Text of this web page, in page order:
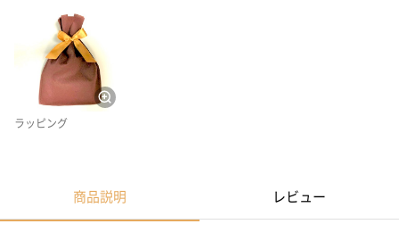
ラッピング
商品説明 レビュー